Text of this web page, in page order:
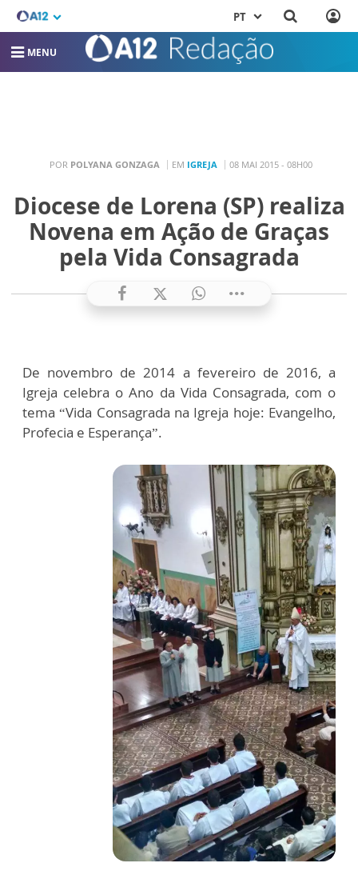
PT
MENU
POR POLYANA GONZAGA EM IGREJA 08 MAI 2015 - 08H00
Diocese de Lorena (SP) realiza
Novena em Ação de Graças
pela Vida Consagrada
De novembro de 2014 a fevereiro de 2016, a
Igreja celebra o Ano da Vida Consagrada, com o
tema “Vida Consagrada na Igreja hoje: Evangelho,
Profecia e Esperança”.